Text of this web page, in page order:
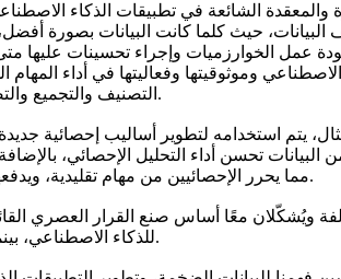
الشائعة في تطبيقات الذكاء
البيانات، حيث كلما كانت البيانات بصورة
عمل الخوارزميات وإجراء تحسينات عليها
وموثوقيتها وفعاليتها في أداء
التصنيف والتجميع والتصنيف الآلي، والتي تعتبر أساسية في تطبيقات الذكاء الاصطناعي.
يتم استخدامه لتطوير أساليب إحصائية
تحسن أداء التحليل الإحصائي، بالإضافة
مما يحرر الإحصائيين من مهام تقليدية، ويدفعهم إلى التركيز على أعمال أكثر إبداعًا وابتكارًا وتفكيرًا إستراتيجيًا.
ويُشكّلان معًا أساس صنع القرار العصري
للذكاء الاصطناعي، بينما يساعد الذكاء الاصطناعي في أتمتة التحليل الإحصائي وتحسينه.